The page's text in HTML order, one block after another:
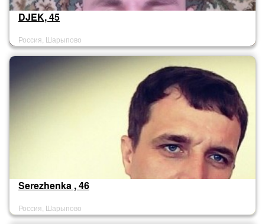
DJEK, 45
Россия, Шарыпово
Serezhenka , 46
Россия, Шарыпово